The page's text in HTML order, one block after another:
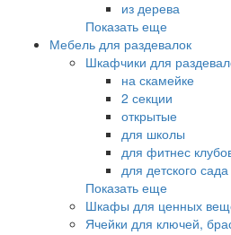
из дерева
Показать еще
Мебель для раздевалок
Шкафчики для
на скамейке
2 секции
открытые
для школы
для фитнес
для детского сада
Показать еще
Шкафы для ценных
Ячейки для ключей,